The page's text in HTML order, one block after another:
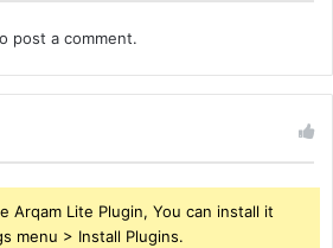
post a comment.
Arqam Lite Plugin, You can install it
menu > Install Plugins.